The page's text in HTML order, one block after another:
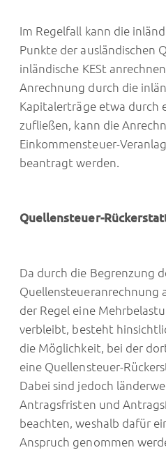
Im Regelfall kann die
Punkte der ausländischen
inländische KESt
Anrechnung durch die
Kapitalerträge etwa durch
zufließen, kann die
Einkommensteuer-
beantragt werden.
Quellensteuer-
Da durch die Begrenzung
Quellensteueranrechnung
der Regel eine
verbleibt, besteht
die Möglichkeit, bei der
eine Quellensteuer-
Dabei sind jedoch
Antragsfristen und
beachten, weshalb dafür
Anspruch genommen